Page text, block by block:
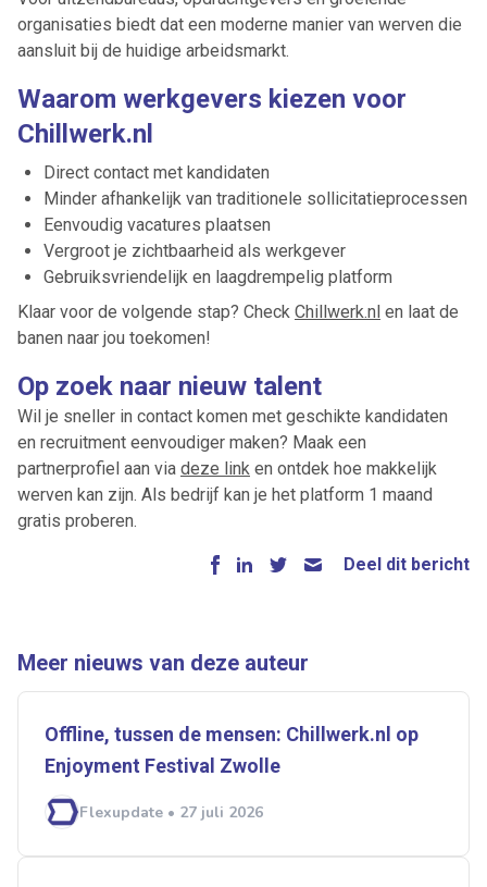
organisaties biedt dat een moderne manier van werven die
aansluit bij de huidige arbeidsmarkt.
Waarom werkgevers kiezen voor
Chillwerk.nl
Direct contact met kandidaten
Minder afhankelijk van traditionele sollicitatieprocessen
Eenvoudig vacatures plaatsen
Vergroot je zichtbaarheid als werkgever
Gebruiksvriendelijk en laagdrempelig platform
Klaar voor de volgende stap? Check Chillwerk.nl en laat de
banen naar jou toekomen!
Op zoek naar nieuw talent
Wil je sneller in contact komen met geschikte kandidaten
en recruitment eenvoudiger maken? Maak een
partnerprofiel aan via deze link en ontdek hoe makkelijk
werven kan zijn. Als bedrijf kan je het platform 1 maand
gratis proberen.
Deel dit bericht
Meer nieuws van deze auteur
Offline, tussen de mensen: Chillwerk.nl op
Enjoyment Festival Zwolle
Flexupdate • 27 juli 2026
Ontvang vacatures direct in
je mailbox
Doorzaam
Flexmarkt Flexnieuws
Normering Arbeid
ZiPconomy